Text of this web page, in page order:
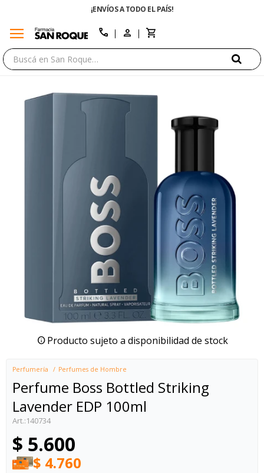
¡ENVÍOS A TODO EL PAÍS!
menu call
Producto sujeto a disponibilidad de stock
Perfumería Perfumes de Hombre
Perfume Boss Bottled Striking
Lavender EDP 100ml
140734
$ 5.600
$ 4.760
close